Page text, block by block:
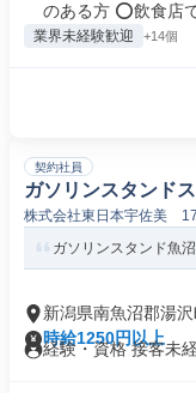
のある方 ⭕️飲食店
業界未経験歓迎 +14個
契約社員
ガソリンスタンド
株式会社東日本宇佐美
ガソリンスタンド魚
新潟県南魚沼郡湯
時給1250円以上
経験・資格 接客未